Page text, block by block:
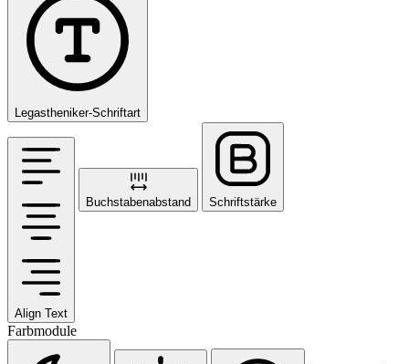
Legastheniker-Schriftart
Align Text
Buchstabenabstand Schriftstärke
Farbmodule